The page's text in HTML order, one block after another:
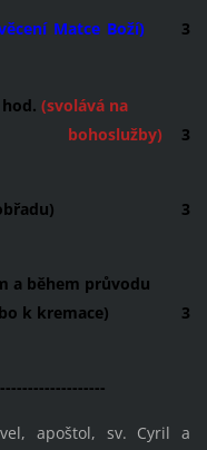
Matce Boží)
3
(svolává na
3
"po" obřadu) 3
a během průvodu
kremace) 3
apoštol, sv. Cyril a